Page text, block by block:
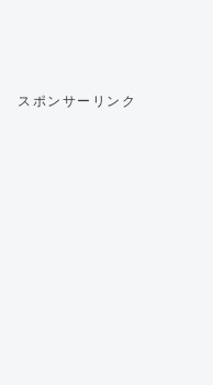
スポンサーリンク